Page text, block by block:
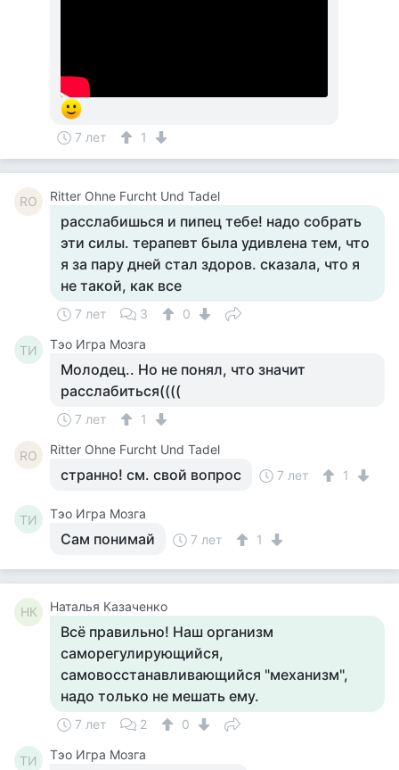
7 лет 1
RO Ritter Ohne Furcht Und Tadel
расслабишься и пипец тебе! надо собрать
эти силы. терапевт была удивлена тем, что
я за пару дней стал здоров. сказала, что я
не такой, как все
7 лет 3 0
ТИ Тэо Игра Мозга
Молодец.. Но не понял, что значит
расслабиться((((
7 лет 1
RO Ritter Ohne Furcht Und Tadel
странно! см. свой вопрос 7 лет 1
ТИ Тэо Игра Мозга
Сам понимай 7 лет 1
НК Наталья Казаченко
Всё правильно! Наш организм
саморегулирующийся,
самовосстанавливающийся "механизм",
надо только не мешать ему.
7 лет 2 0
ТИ Тэо Игра Мозга